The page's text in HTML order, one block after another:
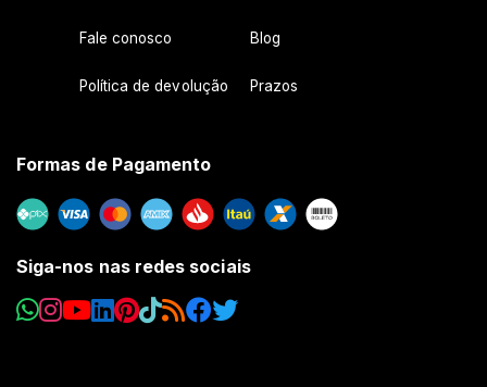
Fale conosco Blog
Política de devolução Prazos
Formas de Pagamento
Siga-nos nas redes sociais